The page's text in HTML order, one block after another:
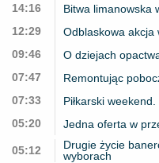
14:16
Bitwa limanowska
12:29
Odblaskowa akcja
09:46
O dziejach
07:47
Remontując
07:33
Piłkarski
05:20
Jedna oferta w
05:12
Drugie życie
wyborach